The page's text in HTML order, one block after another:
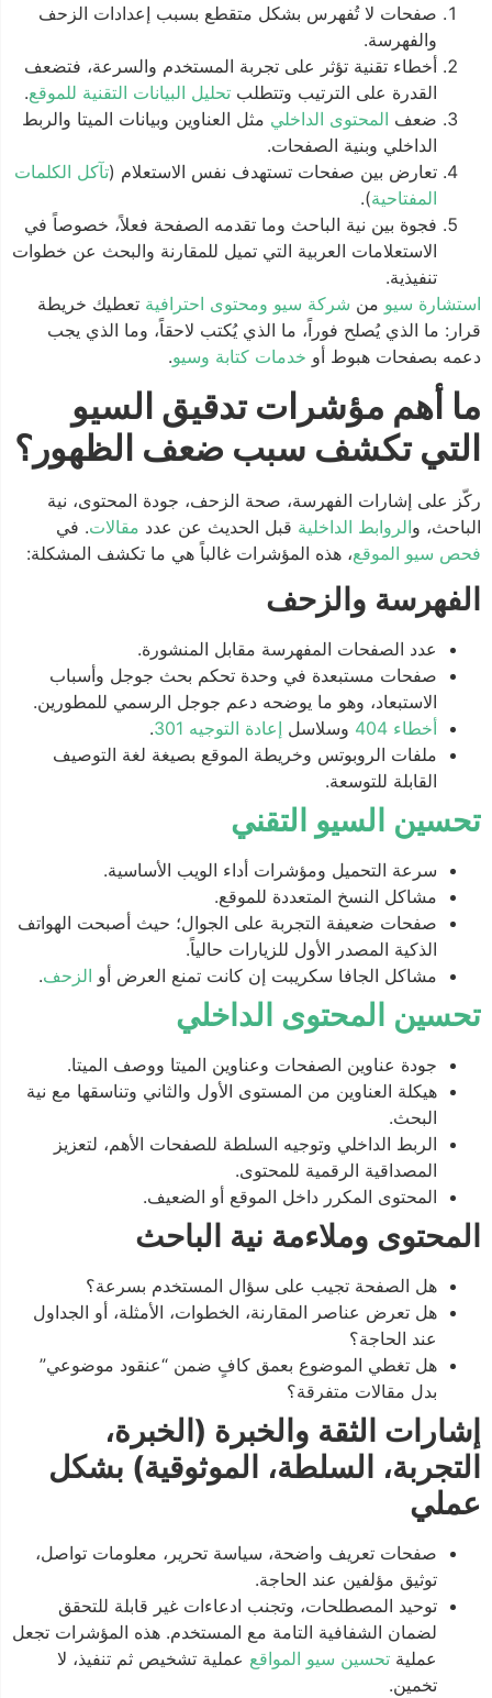
صفحات لا تُفهرس بشكل متقطع بسبب إعدادات الزحف
والفهرسة.
أخطاء تقنية تؤثر على تجربة المستخدم والسرعة، فتضعف
القدرة على الترتيب وتتطلب تحليل البيانات التقنية للموقع.
ضعف المحتوى الداخلي مثل العناوين وبيانات الميتا والربط
الداخلي وبنية الصفحات.
تعارض بين صفحات تستهدف نفس الاستعلام ( تآكل الكلمات
المفتاحية).
فجوة بين نية الباحث وما تقدمه الصفحة فعلاً، خصوصاً في
الاستعلامات العربية التي تميل للمقارنة والبحث عن خطوات
تنفيذية.
استشارة سيومن شركة سيو ومحتوى احترافيةتعطيك خريطة
قرار: ما الذي يُصلح فوراً، ما الذي يُكتب لاحقاً، وما الذي يجب
دعمه بصفحات هبوط أو خدمات كتابة وسيو.
ما أهم مؤشرات تدقيق السيو
التي تكشف سبب ضعف الظهور؟
ركّز على إشارات الفهرسة، صحة الزحف، جودة المحتوى، نية
الباحث، والروابط الداخلية قبل الحديث عن عدد مقالات. في
فحص سيو الموقع، هذه المؤشرات غالباً هي ما تكشف المشكلة:
الفهرسة والزحف
عدد الصفحات المفهرسة مقابل المنشورة.
صفحات مستبعدة في وحدة تحكم بحث جوجل وأسباب
الاستبعاد، وهو ما يوضحه دعم جوجل الرسمي للمطورين.
أخطاء 404
وسلاسل إعادة التوجيه 301
.
ملفات الروبوتس وخريطة الموقع بصيغة لغة التوصيف
القابلة للتوسعة.
تحسين السيو التقني
سرعة التحميل ومؤشرات أداء الويب الأساسية.
مشاكل النسخ المتعددة للموقع.
صفحات ضعيفة التجربة على الجوال؛ حيث أصبحت الهواتف
الذكية المصدر الأول للزيارات حالياً.
مشاكل الجافا سكريبت إن كانت تمنع العرض أو الزحف.
تحسين المحتوى الداخلي
جودة عناوين الصفحات وعناوين الميتا ووصف الميتا.
هيكلة العناوين من المستوى الأول والثاني وتناسقها مع نية
البحث.
الربط الداخلي وتوجيه السلطة للصفحات الأهم، لتعزيز
المصداقية الرقمية للمحتوى.
المحتوى المكرر داخل الموقع أو الضعيف.
المحتوى وملاءمة نية الباحث
هل الصفحة تجيب على سؤال المستخدم بسرعة؟
هل تعرض عناصر المقارنة، الخطوات، الأمثلة، أو الجداول
عند الحاجة؟
هل تغطي الموضوع بعمق كافٍ ضمن “عنقود موضوعي”
بدل مقالات متفرقة؟
إشارات الثقة والخبرة (الخبرة،
التجربة، السلطة، الموثوقية) بشكل
عملي
صفحات تعريف واضحة، سياسة تحرير، معلومات تواصل،
توثيق مؤلفين عند الحاجة.
توحيد المصطلحات، وتجنب ادعاءات غير قابلة للتحقق
لضمان الشفافية التامة مع المستخدم. هذه المؤشرات تجعل
عملية تحسين سيو المواقععملية تشخيص ثم تنفيذ، لا
تخمين.